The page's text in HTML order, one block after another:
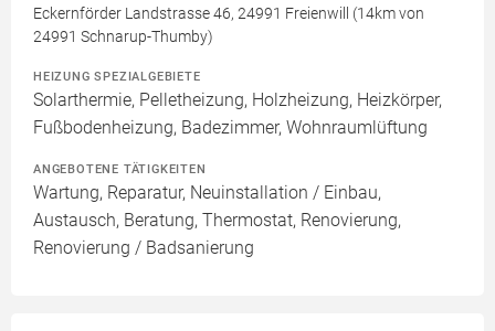
Eckernförder Landstrasse 46, 24991 Freienwill (14km von
24991 Schnarup-Thumby)
HEIZUNG SPEZIALGEBIETE
Solarthermie, Pelletheizung, Holzheizung, Heizkörper,
Fußbodenheizung, Badezimmer, Wohnraumlüftung
ANGEBOTENE TÄTIGKEITEN
Wartung, Reparatur, Neuinstallation / Einbau,
Austausch, Beratung, Thermostat, Renovierung,
Renovierung / Badsanierung